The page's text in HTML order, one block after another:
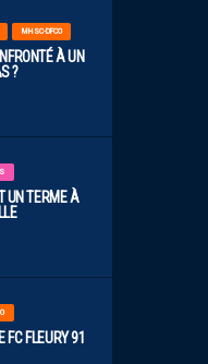
MHSC-DFCO
À UN
?
UN TERME À
FC FLEURY 91